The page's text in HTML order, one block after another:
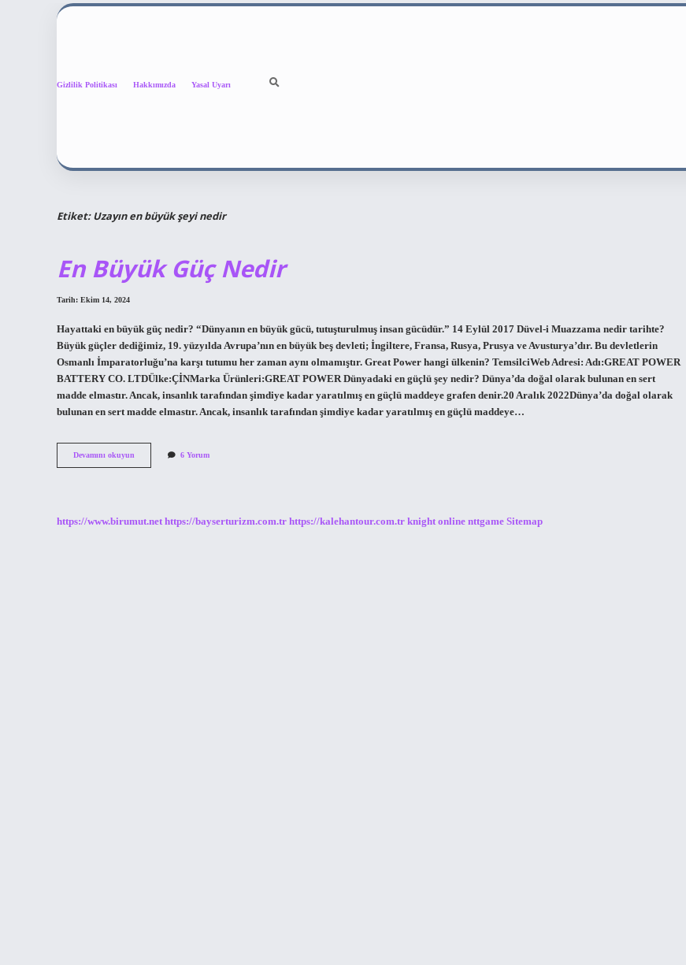
Gizlilik Politikası Hakkımızda Yasal Uyarı
Etiket:Uzayın en büyük şeyi nedir
En Büyük Güç Nedir
Tarih: Ekim 14, 2024
Hayattaki en büyük güç nedir? “Dünyanın en büyük gücü, tutuşturulmuş insan gücüdür.” 14 Eylül 2017 Düvel-i Muazzama nedir tarihte?
Büyük güçler dediğimiz, 19. yüzyılda Avrupa’nın en büyük beş devleti; İngiltere, Fransa, Rusya, Prusya ve Avusturya’dır. Bu devletlerin
Osmanlı İmparatorluğu’na karşı tutumu her zaman aynı olmamıştır. Great Power hangi ülkenin? TemsilciWeb Adresi: Adı:GREAT POWER
BATTERY CO. LTDÜlke:ÇİNMarka Ürünleri:GREAT POWER Dünyadaki en güçlü şey nedir? Dünya’da doğal olarak bulunan en sert
madde elmastır. Ancak, insanlık tarafından şimdiye kadar yaratılmış en güçlü maddeye grafen denir.20 Aralık 2022Dünya’da doğal olarak
bulunan en sert madde elmastır. Ancak, insanlık tarafından şimdiye kadar yaratılmış en güçlü maddeye…
Devamını okuyun
Büyük
6 Yorum
https://www.birumut.net https://bayserturizm.com.tr https://kalehantour.com.tr knight online nttgame Sitemap